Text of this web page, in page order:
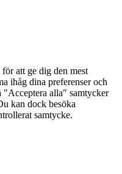
att ge dig den mest
ihåg dina preferenser och
"Acceptera alla" samtycker
kan dock besöka
samtycke.